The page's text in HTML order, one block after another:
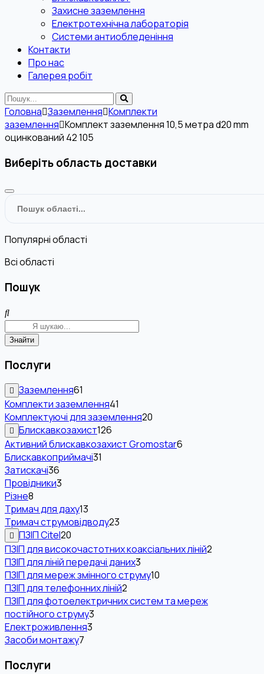
Захисне заземлення
Електротехнічна лабораторія
Системи антиобледеніння
Контакти
Про нас
Галерея робіт
Головна Заземлення Комплекти
заземлення Комплект заземлення 10,5 метра d20 mm
оцинкований 42 105
Виберіть область доставки
Популярні області
Всі області
Пошук
Знайти
Послуги
Заземлення61
Комплекти заземлення41
Комплектуючі для заземлення20
Блискавкозахист126
Активний блискавкозахист Gromostar6
Блискавкоприймачі31
Затискачі36
Провідники3
Різне8
Тримач для даху13
Тримач струмовідводу23
ПЗІП Citel20
ПЗІП для високочастотних коаксіальних ліній2
ПЗІП для ліній передачі даних3
ПЗІП для мереж змінного струму10
ПЗІП для телефонних ліній2
ПЗІП для фотоелектричних систем та мереж
постійного струму3
Електроживлення3
Засоби монтажу7
Послуги